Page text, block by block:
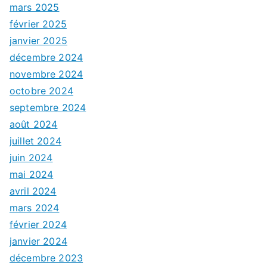
mars 2025
février 2025
janvier 2025
décembre 2024
novembre 2024
octobre 2024
septembre 2024
août 2024
juillet 2024
juin 2024
mai 2024
avril 2024
mars 2024
février 2024
janvier 2024
décembre 2023